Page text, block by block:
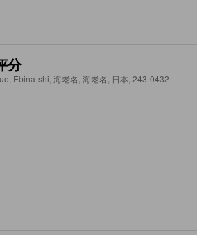
分
Ebina-shi, 海老名, 海老名, 日本, 243-0432